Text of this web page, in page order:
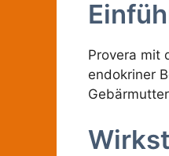
Provera mit
endokriner